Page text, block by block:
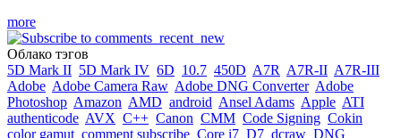
more
Облако тэгов
5D Mark II 5D Mark IV 6D 10.7 450D A7R A7R-II A7R-III
Adobe Adobe Camera Raw Adobe DNG Converter Adobe
Photoshop Amazon AMD android Ansel Adams Apple ATI
authenticode AVX C++ Canon CMM Code Signing Cokin
color gamut comment subscribe Core i7 D7 dcraw DNG